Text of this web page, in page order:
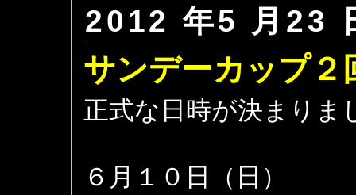
2012 年5 月23
サンデーカップ２
正式な日時が決まりま
６月１０日（日）